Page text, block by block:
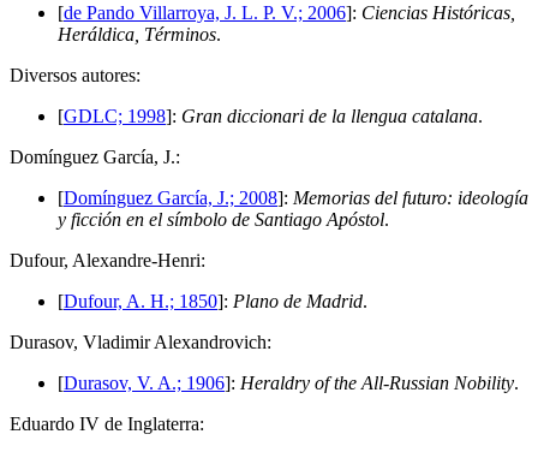
[de Pando Villarroya, J. L. P. V.; 2006]: Ciencias Históricas,
Heráldica, Términos.
Diversos autores:
[GDLC; 1998]: Gran diccionari de la llengua catalana.
Domínguez García, J.:
[Domínguez García, J.; 2008]: Memorias del futuro: ideología
y ficción en el símbolo de Santiago Apóstol.
Dufour, Alexandre-Henri:
[Dufour, A. H.; 1850]: Plano de Madrid.
Durasov, Vladimir Alexandrovich:
[Durasov, V. A.; 1906]: Heraldry of the All-Russian Nobility.
Eduardo IV de Inglaterra: